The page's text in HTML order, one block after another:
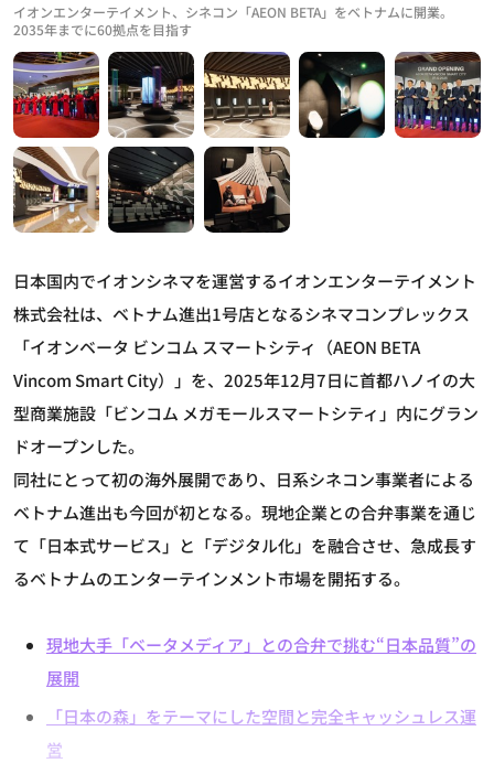
イオンエンターテイメント、シネコン「AEON BETA」をベトナムに開業。
2035年までに60拠点を目指す
日本国内でイオンシネマを運営するイオンエンターテイメント
株式会社は、ベトナム進出1号店となるシネマコンプレックス
「イオンベータ ビンコム スマートシティ（AEON BETA
Vincom Smart City）」を、2025年12月7日に首都ハノイの大
型商業施設「ビンコム メガモールスマートシティ」内にグラン
ドオープンした。
同社にとって初の海外展開であり、日系シネコン事業者による
ベトナム進出も今回が初となる。現地企業との合弁事業を通じ
て「日本式サービス」と「デジタル化」を融合させ、急成長す
るベトナムのエンターテインメント市場を開拓する。
現地大手「ベータメディア」との合弁で挑む“日本品質”の
展開
「日本の森」をテーマにした空間と完全キャッシュレス運
営